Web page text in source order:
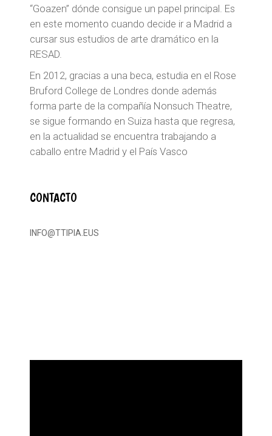
“Goazen” dónde consigue un papel principal. Es
en este momento cuando decide ir a Madrid a
cursar sus estudios de arte dramático en la
RESAD.
En 2012, gracias a una beca, estudia en el Rose
Bruford College de Londres donde además
forma parte de la compañía Nonsuch Theatre,
se sigue formando en Suiza hasta que regresa,
en la actualidad se encuentra trabajando a
caballo entre Madrid y el País Vasco
CONTACTO
INFO@TTIPIA.EUS